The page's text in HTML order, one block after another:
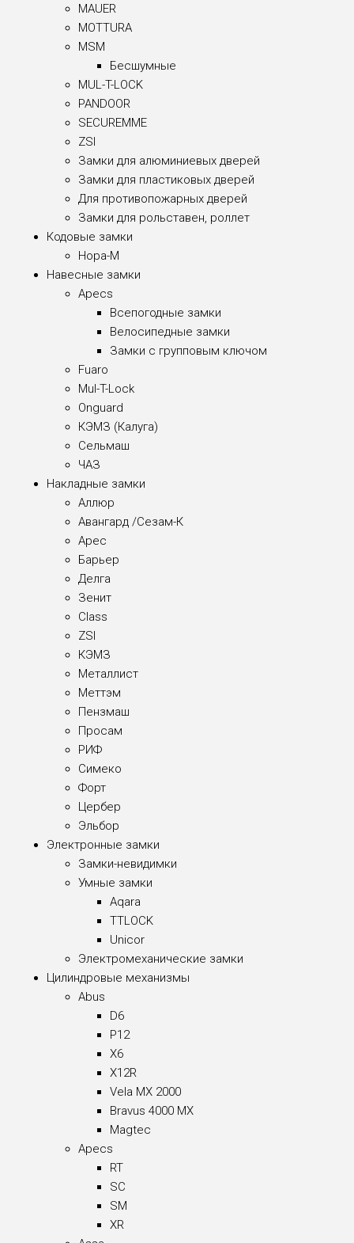
MAUER
MOTTURA
MSM
Бесшумные
MUL-T-LOCK
PANDOOR
SECUREMME
ZSI
Замки для алюминиевых дверей
Замки для пластиковых дверей
Для противопожарных дверей
Замки для рольставен, роллет
Кодовые замки
Нора-М
Навесные замки
Apecs
Всепогодные замки
Велосипедные замки
Замки с групповым ключом
Fuaro
Mul-T-Lock
Onguard
КЭМЗ (Калуга)
Сельмаш
ЧАЗ
Накладные замки
Аллюр
Авангард /Сезам-К
Арес
Барьер
Делга
Зенит
Class
ZSI
КЭМЗ
Металлист
Меттэм
Пензмаш
Просам
РИФ
Симеко
Форт
Цербер
Эльбор
Электронные замки
Замки-невидимки
Умные замки
Aqara
TTLOCK
Unicor
Электромеханические замки
Цилиндровые механизмы
Abus
D6
P12
X6
X12R
Vela MX 2000
Bravus 4000 MX
Magtec
Apecs
RT
SC
SM
XR